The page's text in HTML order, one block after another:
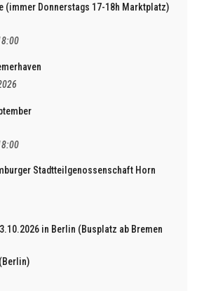
(immer Donnerstags 17-18h Marktplatz)
Stadtteilgenossenschaft Horn
in Berlin (Busplatz ab Bremen